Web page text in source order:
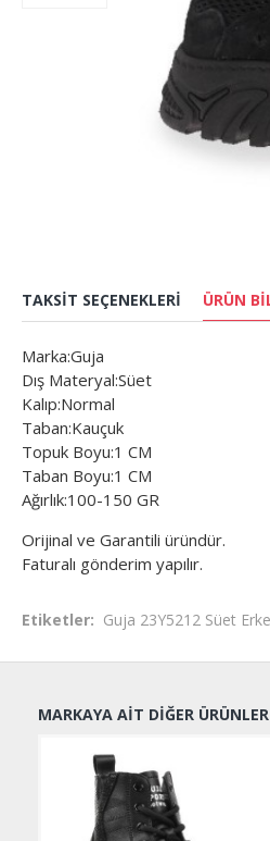
TAKSIT SEÇENEKLERI ÜRÜN
Marka:Guja
Dış Materyal:Süet
Kalıp:Normal
Taban:Kauçuk
Topuk Boyu:1 CM
Taban Boyu:1 CM
Ağırlık:100-150 GR
Orijinal ve Garantili üründür.
Faturalı gönderim yapılır.
Etiketler: Guja 23Y5212 Süet
MARKAYA AIT DIĞER ÜRÜNLER